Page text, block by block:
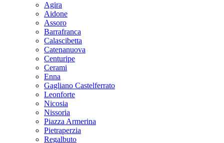
Agira
Aidone
Assoro
Barrafranca
Calascibetta
Catenanuova
Centuripe
Cerami
Enna
Gagliano Castelferrato
Leonforte
Nicosia
Nissoria
Piazza Armerina
Pietraperzia
Regalbuto